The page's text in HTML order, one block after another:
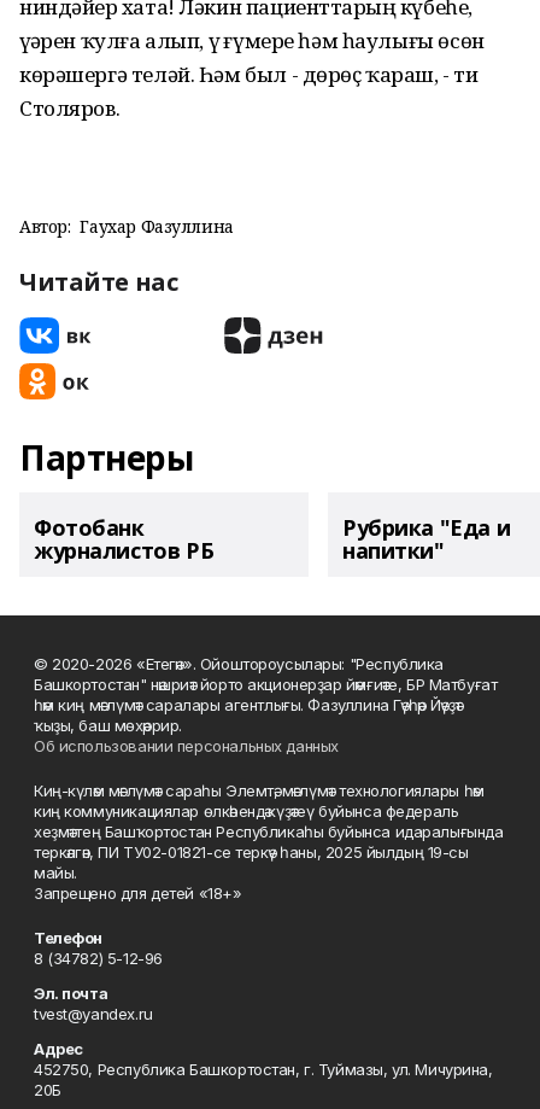
ниндәйҙер хата! Ләкин пациенттарҙың күбеһе,
үҙҙәрен ҡулға алып, үҙ ғүмере һәм һаулығы өсөн
көрәшергә теләй. Һәм был - дөрөҫ ҡараш, - ти
Столяров.
Автор: Гаухар Фазуллина
Читайте нас
Партнеры
Фотобанк
журналистов РБ
Рубрика "Еда и
напитки"
© 2020-2026 «Етегән». Ойоштороусылары: "Республика
Башкортостан" нәшриәт йорто акционерҙар йәмғиәте, БР Матбуғат
һәм киң мәғлүмәт саралары агентлығы. Фазуллина Гәүһәр Йәүҙәт
ҡыҙы, баш мөхәррир.
Об использовании персональных данных
Киң-күләм мәғлүмәт сараһы Элемтә, мәғлүмәт технологиялары һәм
киң коммуникациялар өлкәһендә күҙәтеү буйынса федераль
хеҙмәттең Башҡортостан Республикаһы буйынса идаралығында
теркәлгән, ПИ ТУ02-01821-се теркәү һаны, 2025 йылдың 19-сы
майы.
Запрещено для детей «18+»
Телефон
8 (34782) 5-12-96
Эл. почта
tvest@yandex.ru
Адрес
452750, Республика Башкортостан, г. Туймазы, ул. Мичурина,
20Б